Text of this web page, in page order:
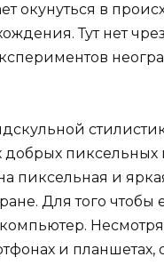
окунуться в
Тут нет
добрых пиксельных
пиксельная и
Для того
и планшетах,